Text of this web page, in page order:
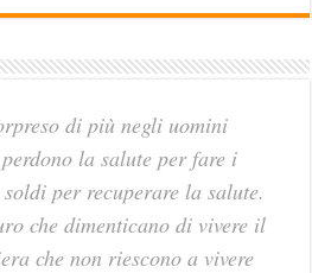
di più negli uomini
la salute per fare i
per recuperare la salute.
che dimenticano di vivere il
che non riescono a vivere